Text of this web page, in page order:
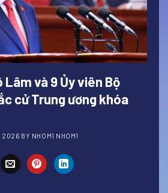
Lâm và 9 Ủy viên Bộ
cử Trung ương khóa
2026 BY NHOM1 NHOM1